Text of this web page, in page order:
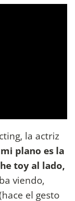
la actriz
plano es la
toy al lado,
viendo,
el gesto